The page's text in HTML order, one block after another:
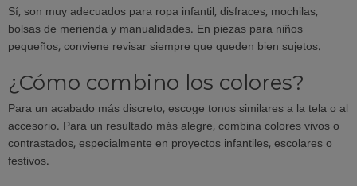
Sí, son muy adecuados para ropa infantil, disfraces, mochilas,
bolsas de merienda y manualidades. En piezas para niños
pequeños, conviene revisar siempre que queden bien sujetos.
¿Cómo combino los colores?
Para un acabado más discreto, escoge tonos similares a la tela o al
accesorio. Para un resultado más alegre, combina colores vivos o
contrastados, especialmente en proyectos infantiles, escolares o
festivos.